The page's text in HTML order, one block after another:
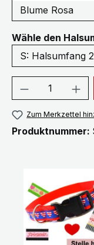
Wähle den
Produkt
Zum Merkzettel
Produktnummer: